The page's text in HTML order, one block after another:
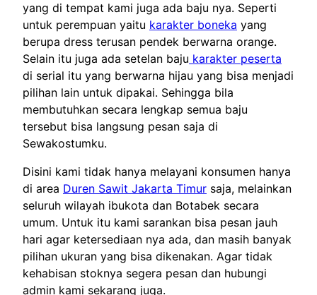
yang di tempat kami juga ada baju nya. Seperti
untuk perempuan yaitu karakter boneka yang
berupa dress terusan pendek berwarna orange.
Selain itu juga ada setelan baju karakter peserta
di serial itu yang berwarna hijau yang bisa menjadi
pilihan lain untuk dipakai. Sehingga bila
membutuhkan secara lengkap semua baju
tersebut bisa langsung pesan saja di
Sewakostumku.
Disini kami tidak hanya melayani konsumen hanya
di area Duren Sawit Jakarta Timur saja, melainkan
seluruh wilayah ibukota dan Botabek secara
umum. Untuk itu kami sarankan bisa pesan jauh
hari agar ketersediaan nya ada, dan masih banyak
pilihan ukuran yang bisa dikenakan. Agar tidak
kehabisan stoknya segera pesan dan hubungi
admin kami sekarang juga.